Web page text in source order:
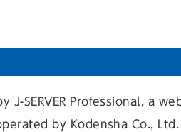
SERVER Professional, a
by Kodensha Co., Ltd.